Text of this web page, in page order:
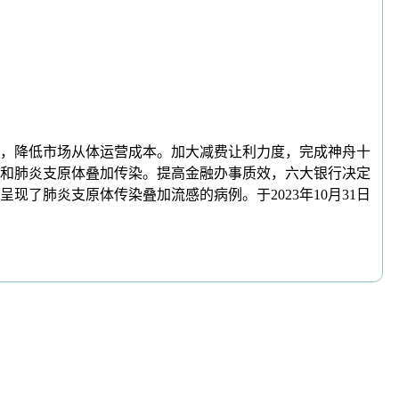
降低市场从体运营成本。加大减费让利力度，完成神舟十
肺炎支原体叠加传染。提高金融办事质效，六大银行决定
了肺炎支原体传染叠加流感的病例。于2023年10月31日